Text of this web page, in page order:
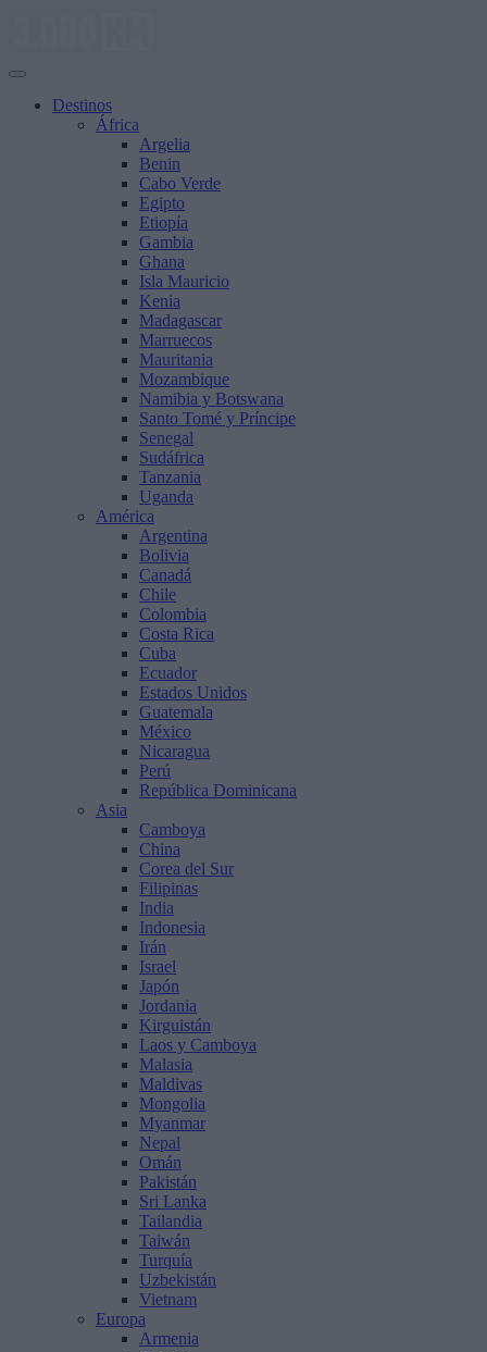
Destinos
África
Argelia
Benin
Cabo Verde
Egipto
Etiopía
Gambia
Ghana
Isla Mauricio
Kenia
Madagascar
Marruecos
Mauritania
Mozambique
Namibia y Botswana
Santo Tomé y Príncipe
Senegal
Sudáfrica
Tanzania
Uganda
América
Argentina
Bolivia
Canadá
Chile
Colombia
Costa Rica
Cuba
Ecuador
Estados Unidos
Guatemala
México
Nicaragua
Perú
República Dominicana
Asia
Camboya
China
Corea del Sur
Filipinas
India
Indonesia
Irán
Israel
Japón
Jordania
Kirguistán
Laos y Camboya
Malasia
Maldivas
Mongolia
Myanmar
Nepal
Omán
Pakistán
Sri Lanka
Tailandia
Taiwán
Turquía
Uzbekistán
Vietnam
Europa
Armenia